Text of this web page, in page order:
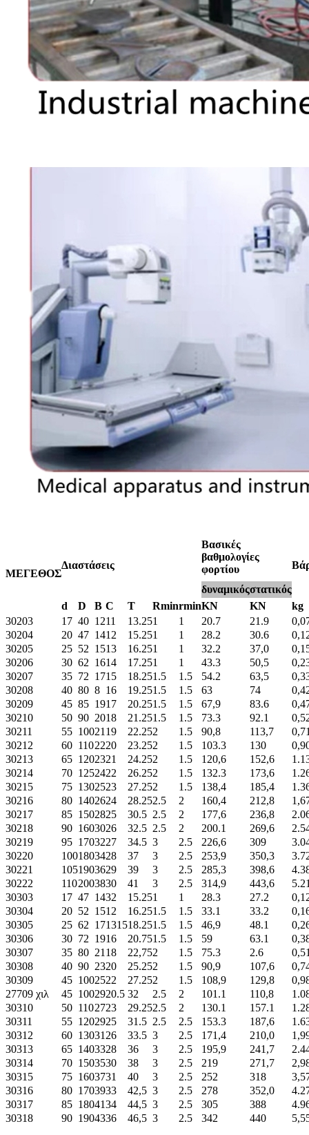
ΜΕΓΕΘΟΣ
Διαστάσεις
Βασικές
βαθμολογίες
φορτίου
δυναμικόςστατικός
d
D B C T RminrminKN KN
kg
30203
17 40 1211 13.251 1 20.7 21.9
30204
20 47 1412 15.251 1 28.2 30.6
30205
25 52 1513 16.251 1 32.2 37,0
30206
30 62 1614 17.251 1 43.3 50,5
30207
35 72 1715 18.251.5 1.5 54.2 63,5
30208
40 80 8 16 19.251.5 1.5 63 74
30209
45 85 1917 20.251.5 1.5 67,9 83.6
30210
50 90 2018 21.251.5 1.5 73.3 92.1
30211
55 10021 19 22.252 1.5 90,8 113,7
30212
60 1102220 23.252 1.5 103.3 130
30213
65 1202321 24.252 1.5 120,6 152,6
30214
70 1252422 26.252 1.5 132.3 173,6
30215
75 1302523 27.252 1.5 138,4 185,4
30216
80 1402624 28.252.5 2 160,4 212,8
30217
85 1502825 30.5 2.5 2 177,6 236,8
30218
90 1603026 32.5 2.5 2 200.1 269,6
30219
95 1703227 34.5 3 2.5 226,6 309
30220
1001803428 37 3 2.5 253,9 350,3
30221
1051903629 39 3 2.5 285,3 398,6
30222
1102003830 41 3 2.5 314,9 443,6
30303
17 47 1432 15.251 1 28.3 27.2
30304
20 52 1512 16.251.5 1.5 33.1 33.2
30305
25 62 17131518.251.5 1.5 46,9 48.1
30306
30 72 1916 20.751.5 1.5 59 63.1
30307
35 80 21 18 22,752 1.5 75.3 2.6
30308
40 90 2320 25.252 1.5 90,9 107,6
30309
45 1002522 27.252 1.5 108,9 129,8
27709 χιλ
45 1002920.5 32 2.5 2 101.1 110,8
30310
50 1102723 29.252.5 2 130.1 157.1
30311
55 1202925 31.5 2.5 2.5 153.3 187,6
30312
60 13031 26 33.5 3 2.5 171,4 210,0
30313
65 1403328 36 3 2.5 195,9 241,7
30314
70 1503530 38 3 2.5 219 271,7
30315
75 1603731 40 3 2.5 252 318
30316
80 1703933 42,5 3 2.5 278 352,0
30317
85 1804134 44,5 3 2.5 305 388
30318
90 1904336 46,5 3 2.5 342 440